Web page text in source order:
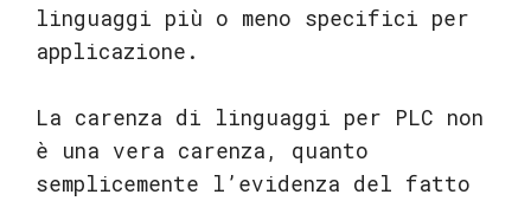
linguaggi più o meno specifici per
applicazione.
La carenza di linguaggi per PLC non
è una vera carenza, quanto
semplicemente l’evidenza del fatto